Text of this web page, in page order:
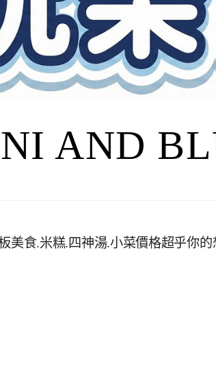
AND
美食.米糕.四神湯.小菜價格超乎你的